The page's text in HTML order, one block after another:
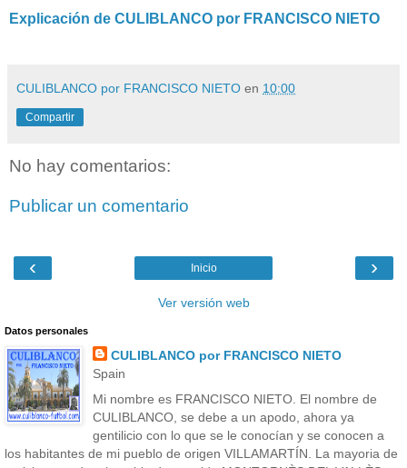
Explicación de CULIBLANCO por FRANCISCO NIETO
CULIBLANCO por FRANCISCO NIETO en 10:00
Compartir
No hay comentarios:
Publicar un comentario
‹ ›
Inicio
Ver versión web
Datos personales
CULIBLANCO por FRANCISCO NIETO
Spain
Mi nombre es FRANCISCO NIETO. El nombre de
CULIBLANCO, se debe a un apodo, ahora ya
gentilicio con lo que se le conocían y se conocen a
los habitantes de mi pueblo de origen VILLAMARTÍN. La mayoria de